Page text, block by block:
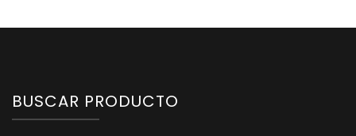
BUSCAR PRODUCTO